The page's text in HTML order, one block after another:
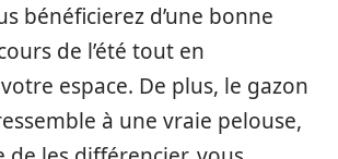
bénéficierez d’une bonne
de l’été tout en
espace. De plus, le gazon
à une vraie pelouse,